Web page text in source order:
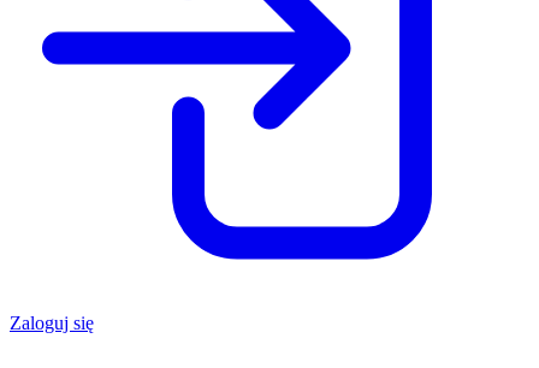
Zaloguj się